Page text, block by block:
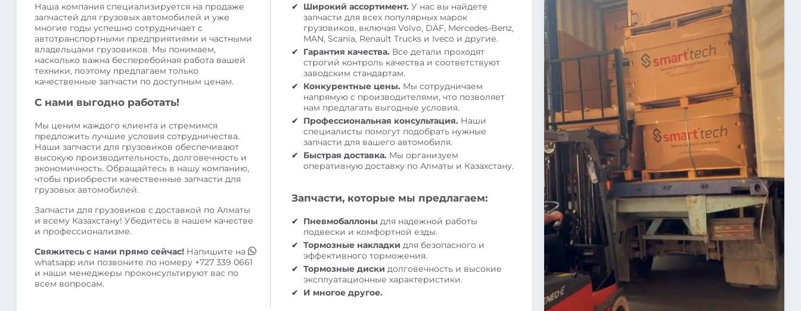
Наша компания специализируется на продаже
запчастей для грузовых автомобилей и уже
многие годы успешно сотрудничает с
автотранспортными предприятиями и частными
владельцами грузовиков. Мы понимаем,
насколько важна бесперебойная работа вашей
техники, поэтому предлагаем только
качественные запчасти по доступным ценам.
С нами выгодно работать!
Мы ценим каждого клиента и стремимся
предложить лучшие условия сотрудничества.
Наши запчасти для грузовиков обеспечивают
высокую производительность, долговечность и
экономичность. Обращайтесь в нашу компанию,
чтобы приобрести качественные запчасти для
грузовых автомобилей.
Запчасти для грузовиков с доставкой по Алматы
и всему Казахстану! Убедитесь в нашем качестве
и профессионализме.
Свяжитесь с нами прямо сейчас! Напишите на
whatsapp или позвоните по номеру +727 339 0661
и наши менеджеры проконсультируют вас по
всем вопросам.
Широкий ассортимент. У нас вы найдете
запчасти для всех популярных марок
грузовиков, включая Volvo, DAF, Mercedes-Benz,
MAN, Scania, Renault Trucks и Iveco и другие.
Гарантия качества. Все детали проходят
строгий контроль качества и соответствуют
заводским стандартам.
Конкурентные цены. Мы сотрудничаем
напрямую с производителями, что позволяет
нам предлагать выгодные условия.
Профессиональная консультация. Наши
специалисты помогут подобрать нужные
запчасти для вашего автомобиля.
Быстрая доставка. Мы организуем
оперативную доставку по Алматы и Казахстану.
Запчасти, которые мы предлагаем:
Пневмобаллоны для надежной работы
подвески и комфортной езды.
Тормозные накладки для безопасного и
эффективного торможения.
Тормозные диски долговечность и высокие
эксплуатационные характеристики.
И многое другое.